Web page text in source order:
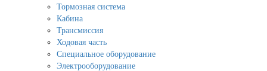
Тормозная система
Кабина
Трансмиссия
Ходовая часть
Специальное оборудование
Электрооборудование